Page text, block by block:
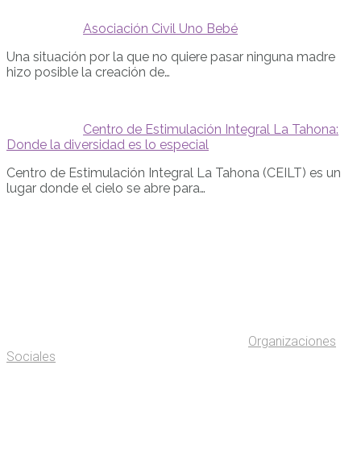
Asociación Civil Uno Bebé
Una situación por la que no quiere pasar ninguna madre
hizo posible la creación de…
Centro de Estimulación Integral La Tahona:
Donde la diversidad es lo especial
Centro de Estimulación Integral La Tahona (CEILT) es un
lugar donde el cielo se abre para…
Organizaciones
Sociales